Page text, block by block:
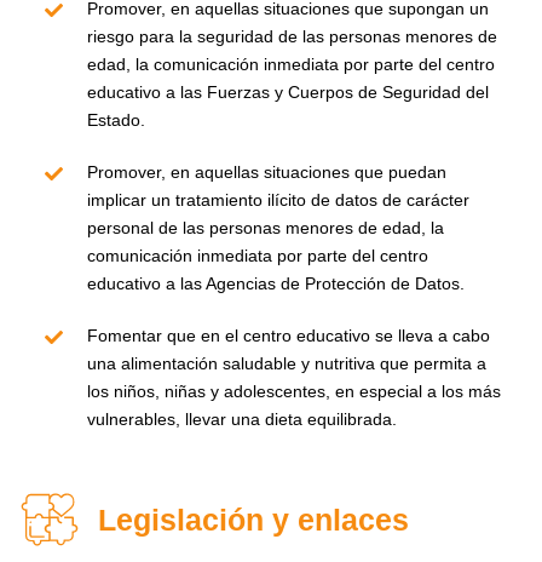
Promover, en aquellas situaciones que supongan un
riesgo para la seguridad de las personas menores de
edad, la comunicación inmediata por parte del centro
educativo a las Fuerzas y Cuerpos de Seguridad del
Estado.
Promover, en aquellas situaciones que puedan
implicar un tratamiento ilícito de datos de carácter
personal de las personas menores de edad, la
comunicación inmediata por parte del centro
educativo a las Agencias de Protección de Datos.
Fomentar que en el centro educativo se lleva a cabo
una alimentación saludable y nutritiva que permita a
los niños, niñas y adolescentes, en especial a los más
vulnerables, llevar una dieta equilibrada.
Legislación y enlaces